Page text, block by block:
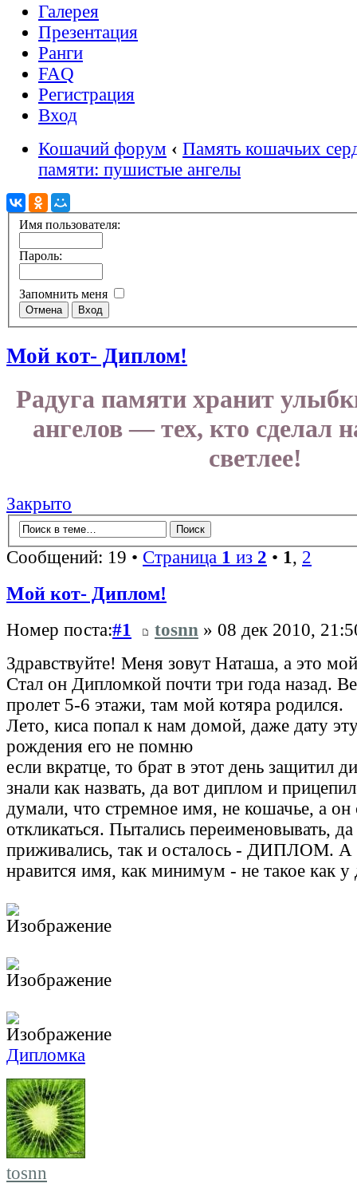
Галерея
Презентация
Ранги
FAQ
Регистрация
Вход
Кошачий форум ‹ Память кошачьих
памяти: пушистые ангелы
Имя пользователя:
Пароль:
Запомнить меня
Мой кот- Диплом!
Радуга памяти хранит
ангелов — тех, кто сделал
светлее!
Закрыто
Сообщений: 19 • Страница 1 из 2 • 1, 2
Мой кот- Диплом!
Номер поста:#1 tosnn » 08 дек 2010,
Здравствуйте! Меня зовут Наташа, а это
Стал он Дипломкой почти три года назад.
пролет 5-6 этажи, там мой котяра родился.
Лето, киса попал к нам домой, даже дату
рождения его не помню
если вкратце, то брат в этот день защитил
знали как назвать, да вот диплом и
думали, что стремное имя, не кошачье, а он
откликаться. Пытались переименовывать,
приживались, так и осталось - ДИПЛОМ. А
нравится имя, как минимум - не такое как
Дипломка
tosnn